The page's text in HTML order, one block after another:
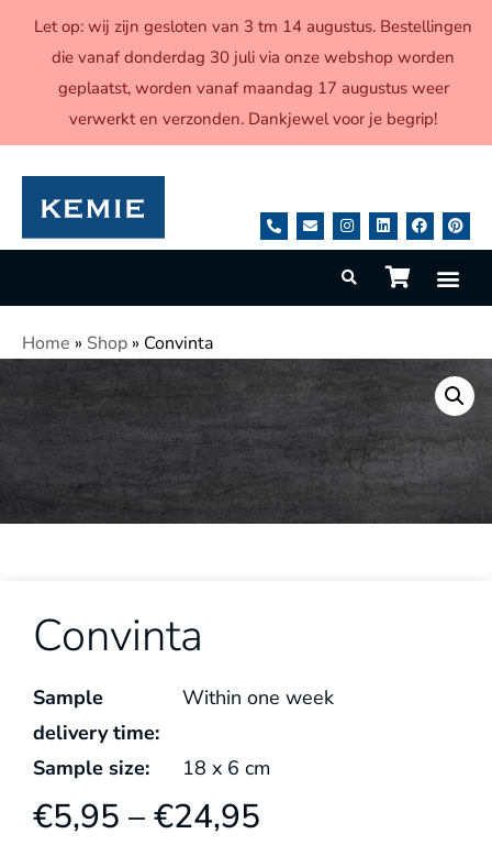
Home » Shop » Convinta
Convinta
Sample
delivery time:
Within one week
Sample size: 18 x6 cm
€5,95 –€24,95
Let op: wij zijn gesloten van 3 tm 14 augustus. Bestellingen
die vanaf donderdag 30 juli via onze webshop worden
geplaatst, worden vanaf maandag 17 augustus weer
verwerkt en verzonden. Dankjewel voor je begrip!